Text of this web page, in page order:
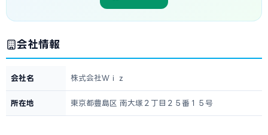
会社情報
会社名 株式会社Ｗｉｚ
所在地 東京都豊島区 南大塚２丁目２５番１５号